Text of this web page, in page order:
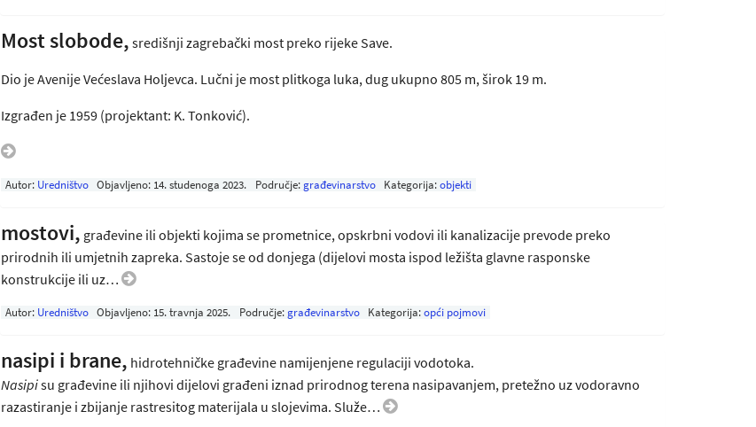
Most slobode, središnji zagrebački most preko rijeke Save.
Dio je Avenije Većeslava Holjevca. Lučni je most plitkoga luka, dug ukupno 805 m, širok 19 m.
Izgrađen je 1959 (projektant: K. Tonković).
Autor: Uredništvo Objavljeno: 14. studenoga 2023. Područje: građevinarstvo Kategorija:objekti
mostovi, građevine ili objekti kojima se prometnice, opskrbni vodovi ili kanalizacije prevode preko
prirodnih ili umjetnih zapreka. Sastoje se od donjega (dijelovi mosta ispod ležišta glavne rasponske
konstrukcije ili uz…
Autor: Uredništvo Objavljeno: 15. travnja 2025. Područje: građevinarstvo Kategorija:opći pojmovi
nasipi i brane, hidrotehničke građevine namijenjene regulaciji vodotoka.
Nasipisu građevine ili njihovi dijelovi građeni iznad prirodnog terena nasipavanjem, pretežno uz vodoravno
razastiranje i zbijanje rastresitog materijala u slojevima. Služe…